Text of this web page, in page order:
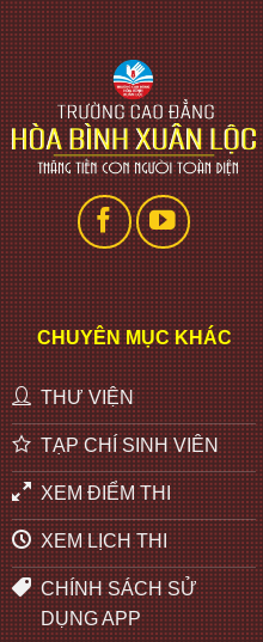
CHUYÊN MỤC KHÁC
THƯ VIỆN
TẠP CHÍ SINH VIÊN
XEM ĐIỂM THI
XEM LỊCH THI
CHÍNH SÁCH SỬ
DỤNG APP